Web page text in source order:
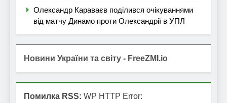
Олександр Караваєв поділився очікуваннями
від матчу Динамо проти Олександрії в УПЛ
Новини України та світу - FreeZMI.io
Помилка RSS: WP HTTP Error: